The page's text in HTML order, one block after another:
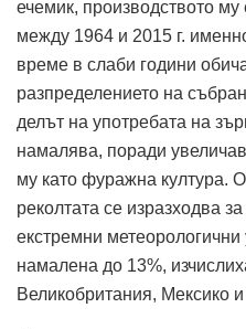
ечемик, производството
между 1964 и 2015 г.
време в слаби години
разпределението на
делът на употребата на
намалява, поради
му като фуражна култура.
реколтата се изразходва
екстремни
намалена до 13%,
Великобритания, Мексико